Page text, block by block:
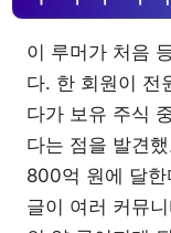
이 루머가 처음
다. 한 회원이 전
다가 보유 주식
다는 점을 발견
800억 원에 달한
글이 여러 커뮤